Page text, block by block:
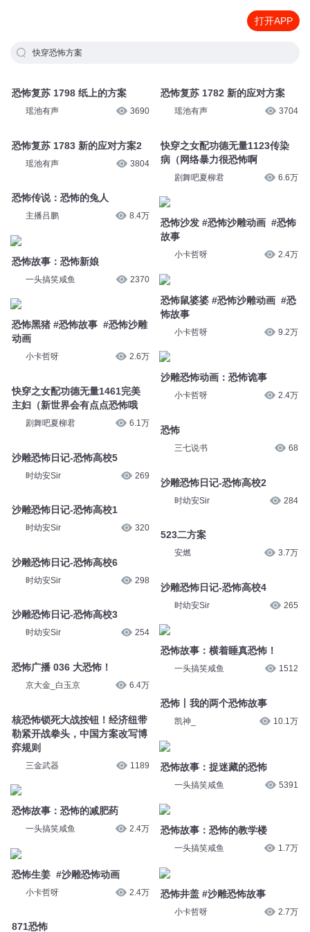
打开APP
快穿恐怖方案
恐怖复苏 1798 纸上的方案
瑶池有声 3690
恐怖复苏 1783 新的应对方案2
瑶池有声 3804
恐怖传说：恐怖的兔人
主播吕鹏 8.4万
恐怖故事：恐怖新娘
一头搞笑咸鱼 2370
恐怖黑猪 #恐怖故事 #恐怖沙雕
动画
小卡哲呀 2.6万
快穿之女配功德无量1461完美
主妇（新世界会有点点恐怖哦
剧舞吧夏柳君 6.1万
沙雕恐怖日记-恐怖高校5
时幼安Sir 269
沙雕恐怖日记-恐怖高校1
时幼安Sir 320
沙雕恐怖日记-恐怖高校6
时幼安Sir 298
沙雕恐怖日记-恐怖高校3
时幼安Sir 254
恐怖广播 036 大恐怖！
京大金_白玉京 6.4万
核恐怖锁死大战按钮！经济纽带
勒紧开战拳头，中国方案改写博
弈规则
三金武器 1189
恐怖故事：恐怖的减肥药
一头搞笑咸鱼 2.4万
恐怖生姜 #沙雕恐怖动画
小卡哲呀 2.4万
871恐怖
恐怖复苏 1782 新的应对方案
瑶池有声 3704
快穿之女配功德无量1123传染
病（网络暴力很恐怖啊
剧舞吧夏柳君 6.6万
恐怖沙发 #恐怖沙雕动画 #恐怖
故事
小卡哲呀 2.4万
恐怖鼠婆婆 #恐怖沙雕动画 #恐
怖故事
小卡哲呀 9.2万
沙雕恐怖动画：恐怖诡事
小卡哲呀 2.4万
恐怖
三七说书 68
沙雕恐怖日记-恐怖高校2
时幼安Sir 284
523二方案
安燃 3.7万
沙雕恐怖日记-恐怖高校4
时幼安Sir 265
恐怖故事：横着睡真恐怖！
一头搞笑咸鱼 1512
恐怖丨我的两个恐怖故事
凯神_ 10.1万
恐怖故事：捉迷藏的恐怖
一头搞笑咸鱼 5391
恐怖故事：恐怖的教学楼
一头搞笑咸鱼 1.7万
恐怖井盖 #沙雕恐怖故事
小卡哲呀 2.7万